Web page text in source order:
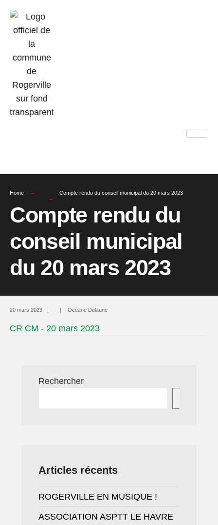
Home Compte rendu du conseil municipal du 20 mars 2023
Compte rendu du
conseil municipal
du 20 mars 2023
20 mars 2023 | | Océane Delaune
CR CM - 20 mars 2023
Rechercher
Articles récents
ROGERVILLE EN MUSIQUE !
ASSOCIATION ASPTT LE HAVRE